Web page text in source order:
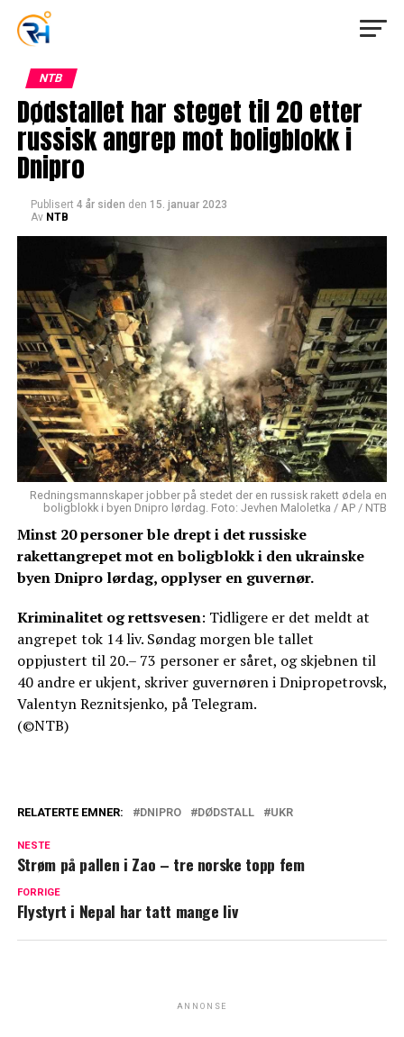
NTB
Dødstallet har steget til 20 etter
russisk angrep mot boligblokk i
Dnipro
Publisert 4 år siden den 15. januar 2023
Av NTB
Redningsmannskaper jobber på stedet der en russisk rakett ødela en
boligblokk i byen Dnipro lørdag. Foto: Jevhen Maloletka / AP / NTB
Minst 20 personer ble drept i det russiske
rakettangrepet mot en boligblokk i den ukrainske
byen Dnipro lørdag, opplyser en guvernør.
Kriminalitet og rettsvesen: Tidligere er det meldt at
angrepet tok 14 liv. Søndag morgen ble tallet
oppjustert til 20.– 73 personer er såret, og skjebnen til
40 andre er ukjent, skriver guvernøren i Dnipropetrovsk,
Valentyn Reznitsjenko, på Telegram.
(©NTB)
RELATERTE EMNER: DNIPRO DØDSTALL UKR
NESTE
Strøm på pallen i Zao – tre norske topp fem
FORRIGE
Flystyrt i Nepal har tatt mange liv
ANNONSE